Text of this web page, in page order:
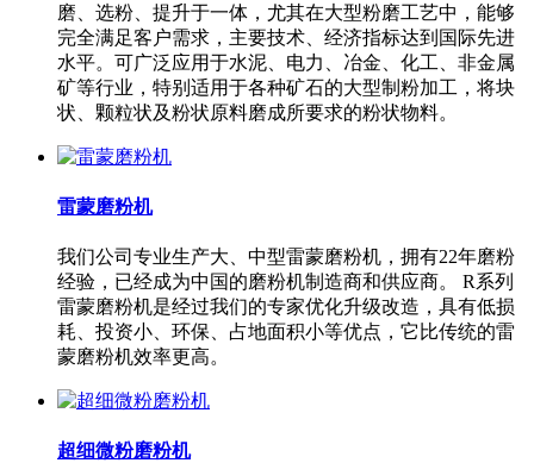
磨、选粉、提升于一体，尤其在大型粉磨工艺中，能够
完全满足客户需求，主要技术、经济指标达到国际先进
水平。可广泛应用于水泥、电力、冶金、化工、非金属
矿等行业，特别适用于各种矿石的大型制粉加工，将块
状、颗粒状及粉状原料磨成所要求的粉状物料。
雷蒙磨粉机
我们公司专业生产大、中型雷蒙磨粉机，拥有22年磨粉
经验，已经成为中国的磨粉机制造商和供应商。 R系列
雷蒙磨粉机是经过我们的专家优化升级改造，具有低损
耗、投资小、环保、占地面积小等优点，它比传统的雷
蒙磨粉机效率更高。
超细微粉磨粉机